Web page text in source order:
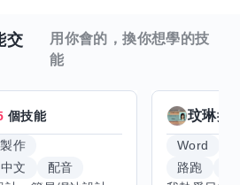
交
用你會的，換你想學的技
能
個技能
作
中文
配音
玟琳擅
Word
路跑